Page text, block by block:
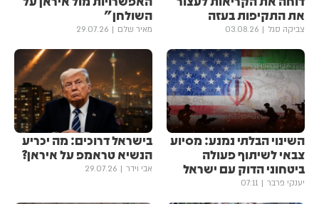
את התקיפות בעזה
צביקה סגל 03.08.26
השולחן"
מאיר שלם 29.07.26
השינוי הבלתי נמנע: מסיוע
צבאי לשיתוף פעולה
ביטחוני הדוק עם ישראל
יענקי פרבר 07:11
בישראל דרוכים: מה יכריע
הנשיא טראמפ על איראן?
אבי וידר 29.07.26